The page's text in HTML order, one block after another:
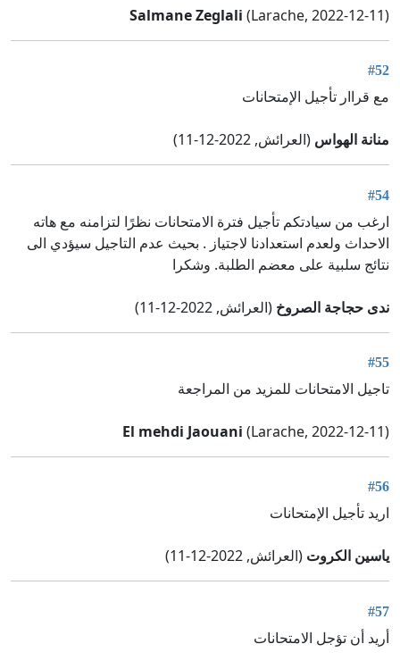
Salmane Zeglali (Larache, 2022-12-11)
#52
مع قراار تأجيل الإمتحانات
منانة الهواس (العرائش, 2022-12-11)
#54
ارغب من سيادتكم تأجيل فترة الامتحانات نظرًا لتزامنه مع هاته
الاحداث ولعدم استعدادنا لاجتياز . بحيث عدم التاجيل سيؤدي الى
نتائج سلبية على معضم الطلبة. وشكرا
ندى حجاجة الصروخ (العرائش, 2022-12-11)
#55
تاجيل الامتحانات للمزيد من المراجعة
El mehdi Jaouani (Larache, 2022-12-11)
#56
اريد تأجيل الإمتحانات
ياسين الكروت (العرائش, 2022-12-11)
#57
أريد أن تؤجل الامتحانات